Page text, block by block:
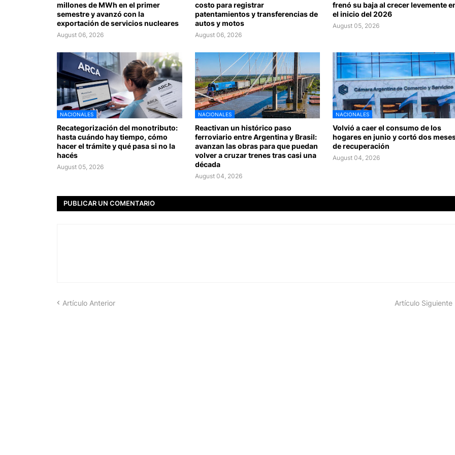
millones de MWh en el primer
semestre y avanzó con la
exportación de servicios nucleares
August 06, 2026
costo para registrar
patentamientos y transferencias de
autos y motos
August 06, 2026
frenó su baja al crecer levemente
el inicio del 2026
August 05, 2026
NACIONALES
Recategorización del monotributo:
hasta cuándo hay tiempo, cómo
hacer el trámite y qué pasa si no la
hacés
August 05, 2026
NACIONALES
Reactivan un histórico paso
ferroviario entre Argentina y Brasil:
avanzan las obras para que puedan
volver a cruzar trenes tras casi una
década
August 04, 2026
NACIONALES
Volvió a caer el consumo de los
hogares en junio y cortó dos
de recuperación
August 04, 2026
PUBLICAR UN COMENTARIO
Artículo Anterior Artículo Siguiente